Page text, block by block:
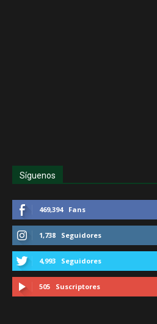
Síguenos
469,394 Fans
1,738 Seguidores
4,993 Seguidores
505 Suscriptores